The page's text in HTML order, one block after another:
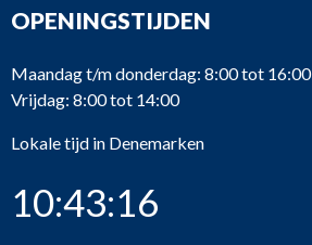
OPENINGSTIJDEN
Maandag t/m donderdag: 8:00 tot 16:00
Vrijdag: 8:00 tot 14:00
Lokale tijd in Denemarken
10:43:16